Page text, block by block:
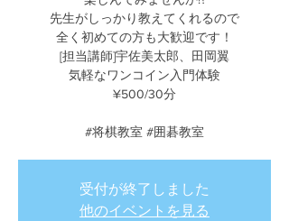
先生がしっかり教えてくれるので
全く初めての方も大歓迎です！
[担当講師]宇佐美太郎、田岡翼
気軽なワンコイン入門体験
¥500/30分
#将棋教室 #囲碁教室
受付が終了しました
他のイベントを見る